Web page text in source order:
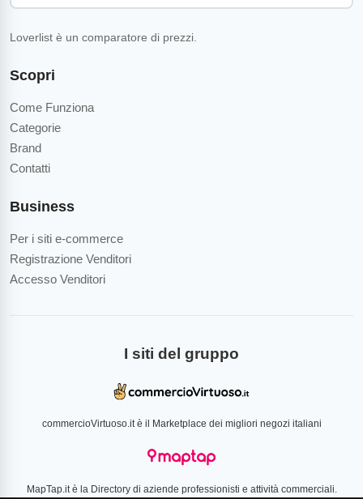
Scopri
Come Funziona
Categorie
Brand
Contatti
Business
Per i siti e-commerce
Registrazione Venditori
Accesso Venditori
Loverlist è un comparatore di prezzi.
I siti del gruppo
commercioVirtuoso.it è il Marketplace dei migliori negozi italiani
MapTap.it è la Directory di aziende professionisti e attività commerciali.